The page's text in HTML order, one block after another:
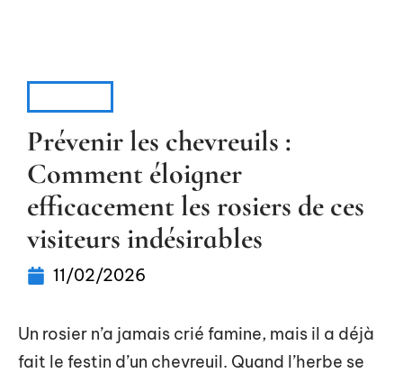
Prévenir les chevreuils :
Comment éloigner
efficacement les rosiers de ces
visiteurs indésirables
11/02/2026
Un rosier n’a jamais crié famine, mais il a déjà
fait le festin d’un chevreuil. Quand l’herbe se